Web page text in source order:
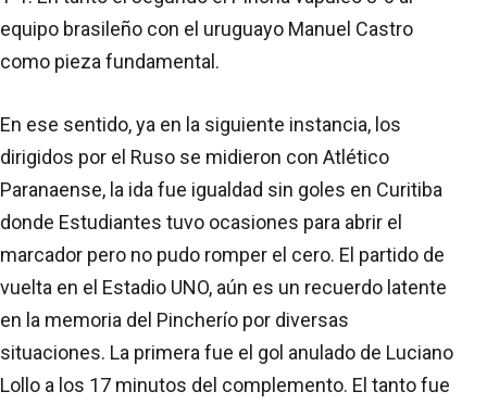
equipo brasileño con el uruguayo Manuel Castro
como pieza fundamental.
En ese sentido, ya en la siguiente instancia, los
dirigidos por el Ruso se midieron con Atlético
Paranaense, la ida fue igualdad sin goles en Curitiba
donde Estudiantes tuvo ocasiones para abrir el
marcador pero no pudo romper el cero. El partido de
vuelta en el Estadio UNO, aún es un recuerdo latente
en la memoria del Pincherío por diversas
situaciones. La primera fue el gol anulado de Luciano
Lollo a los 17 minutos del complemento. El tanto fue